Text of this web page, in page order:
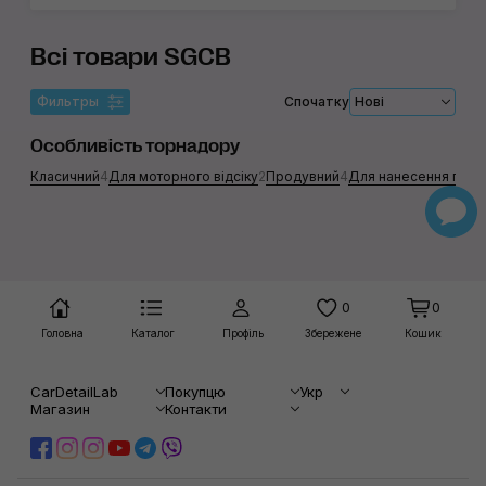
Всі товари SGCB
Фильтры Спочатку Нові
Особливість торнадору
Класичний4Для моторного відсіку2Продувний4Для нанесення
Головна Каталог Профіль
0
Збережене
0
Кошик
CarDetailLab Покупцю
Укр
Магазин
Контакти